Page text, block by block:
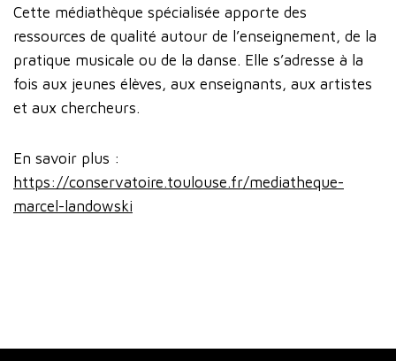
Cette médiathèque spécialisée apporte des
ressources de qualité autour de l’enseignement, de la
pratique musicale ou de la danse. Elle s’adresse à la
fois aux jeunes élèves, aux enseignants, aux artistes
et aux chercheurs.
En savoir plus :
https://conservatoire.toulouse.fr/mediatheque-
marcel-landowski